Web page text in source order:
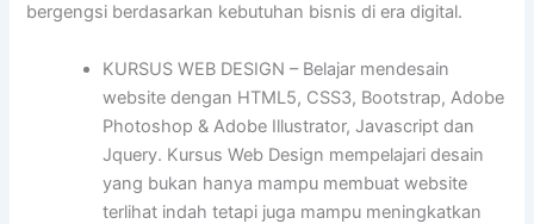
bergengsi berdasarkan kebutuhan bisnis di era digital.
KURSUS WEB DESIGN – Belajar mendesain
website dengan HTML5, CSS3, Bootstrap, Adobe
Photoshop & Adobe Illustrator, Javascript dan
Jquery. Kursus Web Design mempelajari desain
yang bukan hanya mampu membuat website
terlihat indah tetapi juga mampu meningkatkan